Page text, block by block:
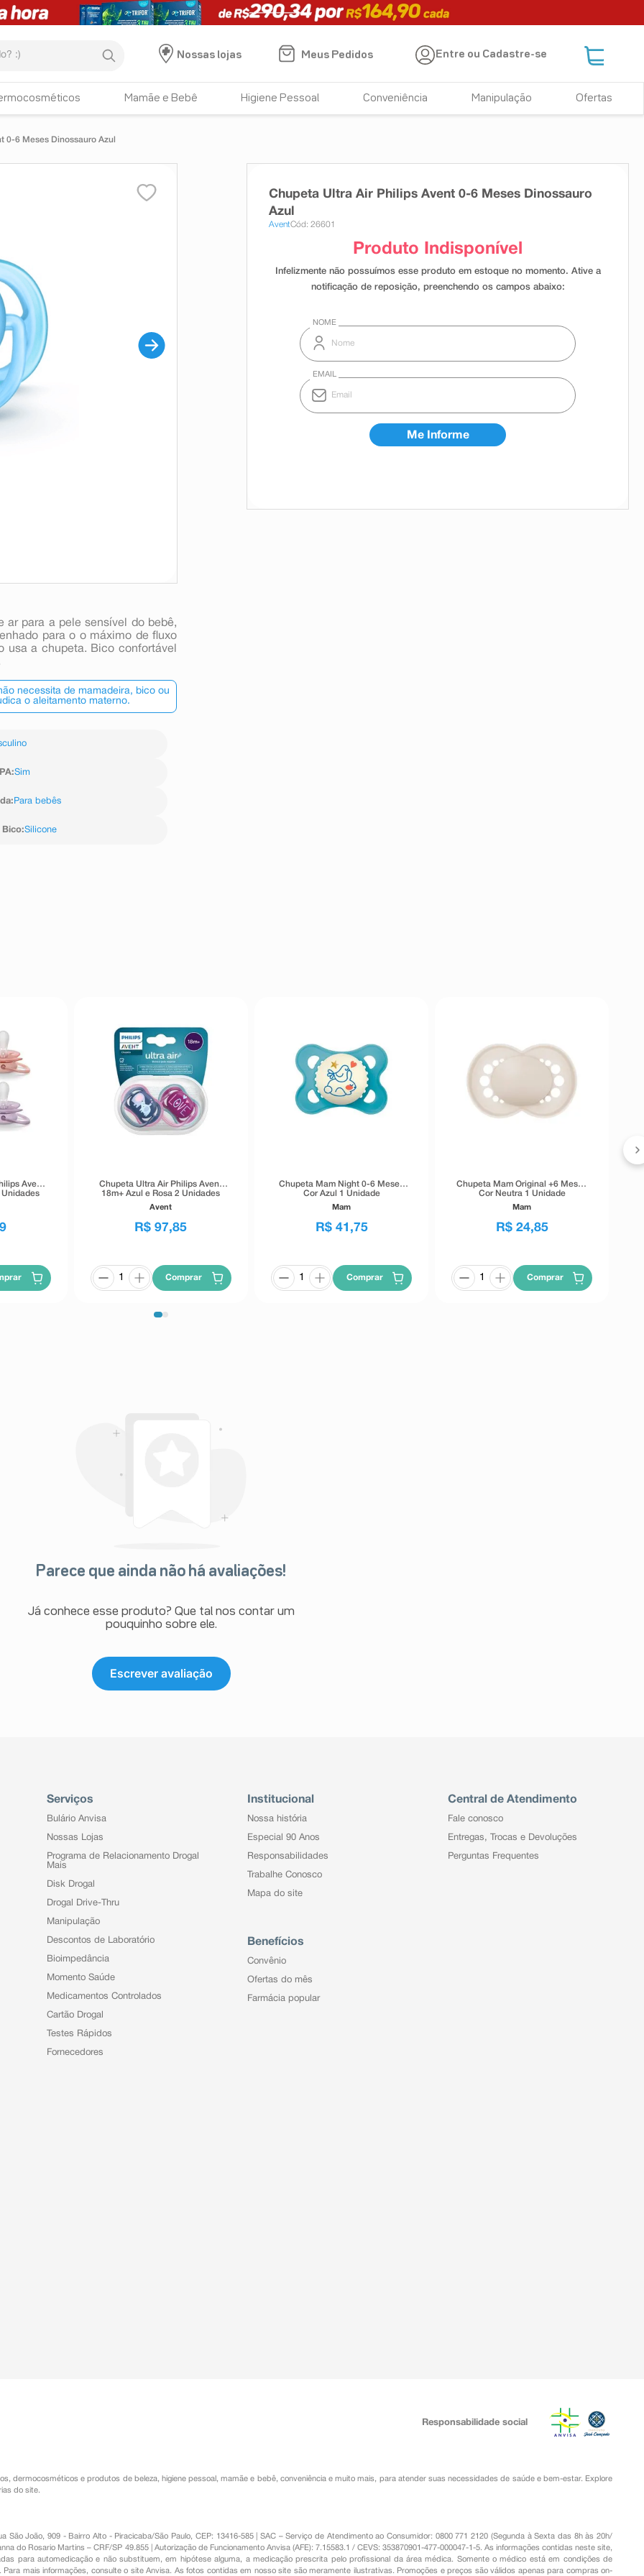
Nossas lojas
Meus Pedidos Entre ou Cadastre-se
Mamãe e Bebê Higiene Pessoal Conveniência Manipulação Ofertas
0-6 Meses Dinossauro Azul
ar para a pele sensível do bebê,
para o o máximo de fluxo
usa a chupeta. Bico confortável
necessita de mamadeira, bico ou
o aleitamento materno.
:Sim
: Para bebês
Bico:Silicone
Chupeta Ultra Air Philips Avent 0-6 Meses Dinossauro
Azul
AventCód: 26601
Avent
Unidades
Chupeta Ultra Air Philips Avent
18m+ Azul e Rosa 2 Unidades
Avent
R$ 97,85
Comprar
Chupeta Mam Night 0-6 Meses
Cor Azul 1 Unidade
Mam
R$ 41 ,75
Comprar
Chupeta Mam Original +6 Meses
Cor Neutra 1 Unidade
Mam
R$ 24,85
Comprar
Parece que ainda não há avaliações!
Já conhece esse produto? Que tal nos contar um
pouquinho sobre ele.
Escrever avaliação
Serviços
Bulário Anvisa
Nossas Lojas
Programa de Relacionamento Drogal
Mais
Disk Drogal
Drogal Drive-Thru
Manipulação
Descontos de Laboratório
Bioimpedância
Momento Saúde
Medicamentos Controlados
Cartão Drogal
Testes Rápidos
Fornecedores
Institucional
Nossa história
Especial 90 Anos
Responsabilidades
Trabalhe Conosco
Mapa do site
Benefícios
Convênio
Ofertas do mês
Farmácia popular
Central de Atendimento
Fale conosco
Entregas, Trocas e Devoluções
Perguntas Frequentes
Responsabilidade social
,dermocosméticos e produtos de beleza, higiene pessoal ,mamãe e bebê, conveniênciae muito mais, para atender suas necessidades de saúde e bem-estar. Explore
do site.
São João, 909 - Bairro Alto - Piracicaba/São Paulo, CEP: 13416-585 | SAC – Serviço de Atendimento ao Consumidor: 0800 771 2120 (Segunda à Sexta das 8h às 20h/
do Rosario Martins – CRF/SP 49.855 | Autorização de Funcionamento Anvisa (AFE): 7.15583.1 / CEVS: 353870901-477-000047-1-5. As informações contidas neste site,
para automedicação e não substituem, em hipótese alguma, a medicação prescrita pelo profissional da área médica. Somente o médico está em condições de
mais informações, consulte o site Anvisa. As fotos contidas em nosso site são meramente ilustrativas. Promoções e preços são válidos apenas para compras on-